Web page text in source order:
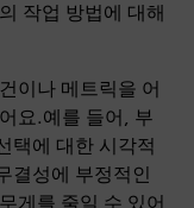
작업 방법에 대해
이나 메트릭을 어
요.예를 들어, 부
택에 대한 시각적
결성에 부정적인
게를 줄일 수 있어